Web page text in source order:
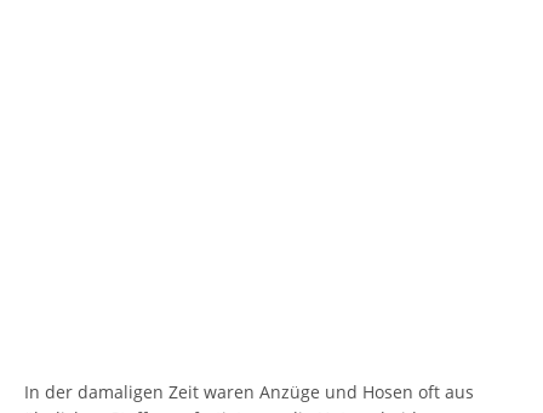
In der damaligen Zeit waren Anzüge und Hosen oft aus